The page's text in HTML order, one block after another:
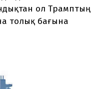
ол Трамптың
толық бағына